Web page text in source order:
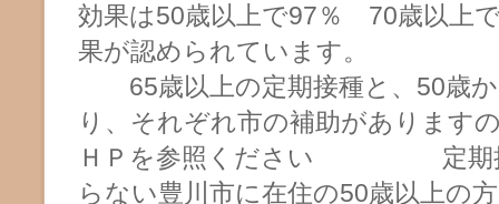
効果は50歳以上で97％ 70歳以上
果が認められています。
65歳以上の定期接種と、50歳か
り、それぞれ市の補助があります
ＨＰを参照ください 定期接
らない豊川市に在住の50歳以上の